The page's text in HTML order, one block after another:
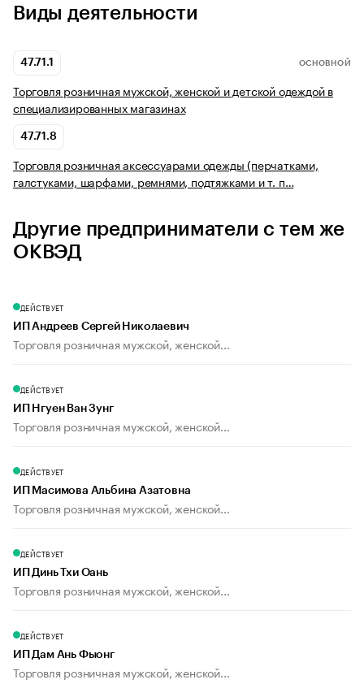
Виды деятельности
47.71.1 ОСНОВНОЙ
Торговля розничная мужской, женской и детской одеждой в
специализированных магазинах
47.71.8
Торговля розничная аксессуарами одежды (перчатками,
галстуками, шарфами, ремнями, подтяжками и т. п…
Другие предприниматели с тем же
ОКВЭД
ДЕЙСТВУЕТ
ИП Андреев Сергей Николаевич
Торговля розничная мужской, женской...
ДЕЙСТВУЕТ
ИП Нгуен Ван Зунг
Торговля розничная мужской, женской...
ДЕЙСТВУЕТ
ИП Масимова Альбина Азатовна
Торговля розничная мужской, женской...
ДЕЙСТВУЕТ
ИП Динь Тхи Оань
Торговля розничная мужской, женской...
ДЕЙСТВУЕТ
ИП Дам Ань Фыонг
Торговля розничная мужской, женской...